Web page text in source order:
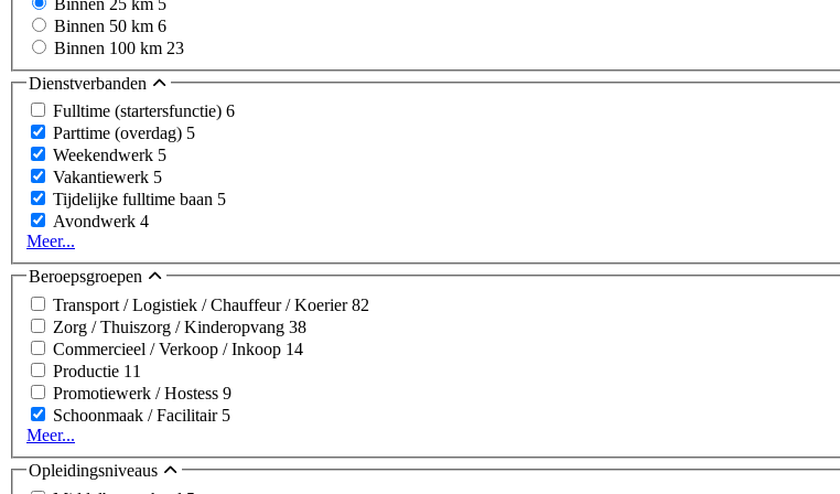
Binnen 50 km 6
Binnen 100 km 23
Dienstverbanden
Fulltime (startersfunctie) 6
Parttime (overdag) 5
Weekendwerk 5
Vakantiewerk 5
Tijdelijke fulltime baan 5
Avondwerk 4
Meer...
Beroepsgroepen
Transport / Logistiek / Chauffeur / Koerier82
Zorg / Thuiszorg / Kinderopvang 38
Commercieel / Verkoop / Inkoop 14
Productie 11
Promotiewerk / Hostess 9
Schoonmaak / Facilitair 5
Meer...
Opleidingsniveaus